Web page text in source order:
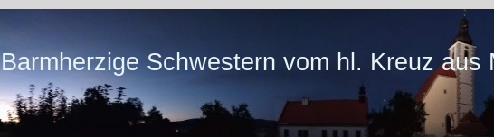
Barmherzige Schwestern vom hl. Kreuz aus